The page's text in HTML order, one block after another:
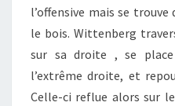
l’offensive mais se
le bois. Wittenberg
sur sa droite , se
l’extrême droite, et
Celle-ci reflue alors sur